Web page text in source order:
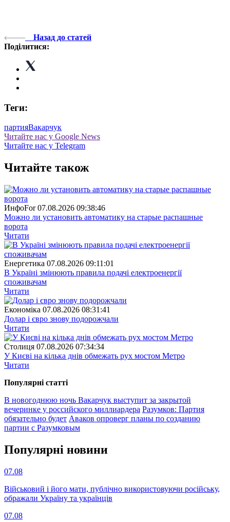
Назад до статей
Поділитися:
Теги:
партияВакарчук
Читайте нас у Google News
Читайте нас у Telegram
Читайте також
ИнфоFor 07.08.2026 09:38:46
Можно ли установить автоматику на старые распашные
ворота
Читати
Енергетика 07.08.2026 09:11:01
В Україні змінюють правила подачі електроенергії
споживачам
Читати
Економіка 07.08.2026 08:31:41
Долар і євро знову подорожчали
Читати
Столиця 07.08.2026 07:34:34
У Києві на кілька днів обмежать рух мостом Метро
Читати
Популярнi статтi
В новогоднюю ночь Вакарчук выступит за закрытой
вечеринке у российского миллиардера Разумков: Партия
обязательно будет Аваков опроверг планы по созданию
партии с Разумковым
Популярнi новини
07.08
Військовий і його мати, публічно використовуючи російську,
ображали Україну та українців
07.08